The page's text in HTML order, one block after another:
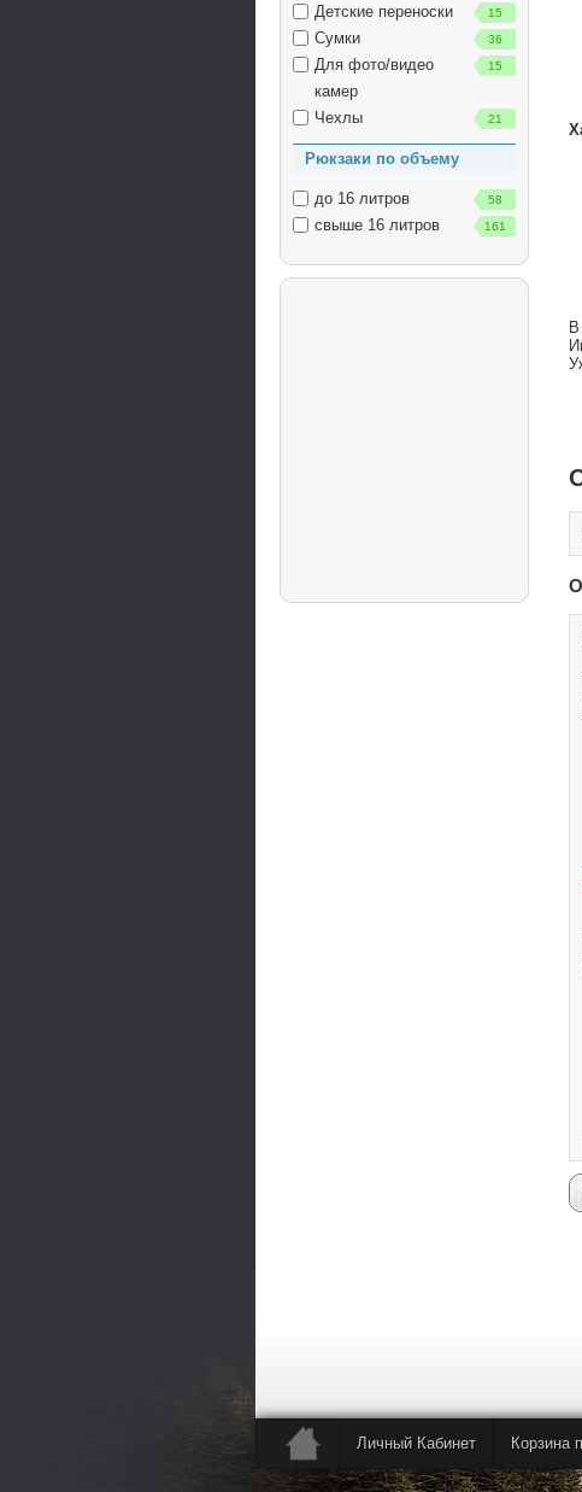
Детские переноски 15
Сумки 36
Для фото/видео
камер
15
Чехлы 21
Рюкзаки по объему
до 16 литров 58
свыше 16 литров 161
Личный Кабинет Корзина